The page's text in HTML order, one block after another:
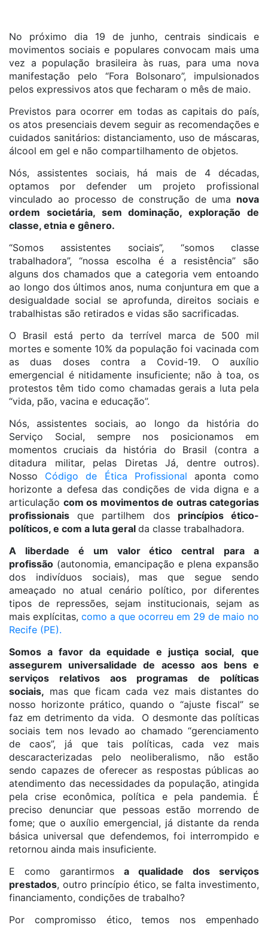
No próximo dia 19 de junho, centrais sindicais e
movimentos sociais e populares convocam mais uma
vez a população brasileira às ruas, para uma nova
manifestação pelo “Fora Bolsonaro”, impulsionados
pelos expressivos atos que fecharam o mês de maio.
Previstos para ocorrer em todas as capitais do país,
os atos presenciais devem seguir as recomendações e
cuidados sanitários: distanciamento, uso de máscaras,
álcool em gel e não compartilhamento de objetos.
Nós, assistentes sociais, há mais de 4 décadas,
optamos por defender um projeto profissional
vinculado ao processo de construção de uma nova
ordem societária, sem dominação, exploração de
classe, etnia e gênero.
“Somos assistentes sociais”, “somos classe
trabalhadora”, “nossa escolha é a resistência” são
alguns dos chamados que a categoria vem entoando
ao longo dos últimos anos, numa conjuntura em que a
desigualdade social se aprofunda, direitos sociais e
trabalhistas são retirados e vidas são sacrificadas.
O Brasil está perto da terrível marca de 500 mil
mortes e somente 10% da população foi vacinada com
as duas doses contra a Covid-19. O auxílio
emergencial é nitidamente insuficiente; não à toa, os
protestos têm tido como chamadas gerais a luta pela
“vida, pão, vacina e educação”.
Nós, assistentes sociais, ao longo da história do
Serviço Social, sempre nos posicionamos em
momentos cruciais da história do Brasil (contra a
ditadura militar, pelas Diretas Já, dentre outros).
Nosso Código de Ética Profissional aponta como
horizonte a defesa das condições de vida digna e a
articulação com os movimentos de outras categorias
profissionais que partilhem dos princípios ético-
políticos, e com a luta geral da classe trabalhadora.
A liberdade é um valor ético central
para a
profissão (autonomia, emancipação e plena expansão
dos indivíduos sociais), mas que segue sendo
ameaçado no atual cenário político, por diferentes
tipos de repressões, sejam institucionais, sejam as
mais explícitas, como a que ocorreu em 29 de maio no
Recife (PE).
Somos a favor da equidade e justiça social, que
assegurem universalidade de acesso aos bens e
serviços relativos aos programas de políticas
sociais, mas que ficam cada vez mais distantes do
nosso horizonte prático, quando o “ajuste fiscal” se
faz em detrimento da vida. O desmonte das políticas
sociais tem nos levado ao chamado “gerenciamento
de caos”, já que tais políticas, cada vez mais
descaracterizadas pelo neoliberalismo, não estão
sendo capazes de oferecer as respostas públicas ao
atendimento das necessidades da população, atingida
pela crise econômica, política e pela pandemia. É
preciso denunciar que pessoas estão morrendo de
fome; que o auxílio emergencial, já distante da renda
básica universal que defendemos, foi interrompido e
retornou ainda mais insuficiente.
E como garantirmos a qualidade dos serviços
prestados, outro princípio ético, se falta investimento,
financiamento, condições de trabalho?
Por compromisso ético, temos nos empenhado